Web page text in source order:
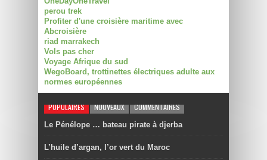
perou trek
Profiter d'une croisière maritime avec
Abcroisière
riad marrakech
Vols pas cher
Voyage Afrique du sud
WegoBoard, trottinettes électriques adulte aux
normes européennes
POPULAIRES NOUVEAUX COMMENTAIRES
Le Pénélope … bateau pirate à djerba
L’huile d’argan, l’or vert du Maroc